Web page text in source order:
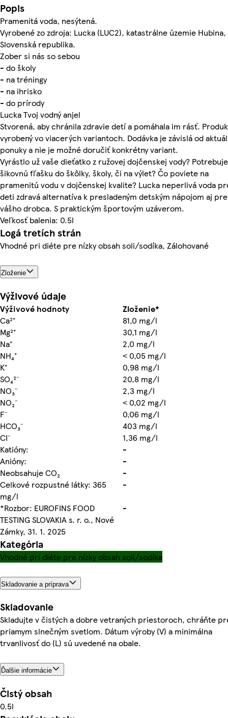
Popis
Pramenitá voda, nesýtená.
Vyrobené zo zdroja: Lucka (LUC2), katastrálne územie Hubina,
Slovenská republika.
Zober si nás so sebou
- do školy
- na tréningy
- na ihrisko
- do prírody
Lucka Tvoj vodný anjel
Stvorená, aby chránila zdravie detí a pomáhala im rásť.
vyrobený vo viacerých variantoch. Dodávka je závislá od
ponuky a nie je možné doručiť konkrétny variant.
Vyrástlo už vaše dieťatko z ružovej dojčenskej vody?
šikovnú fľašku do škôlky, školy, či na výlet? Čo poviete na
pramenitú vodu v dojčenskej kvalite? Lucka neperlivá voda
deti zdravá alternatíva k presladeným detským nápojom aj pre
vášho drobca. S praktickým športovým uzáverom.
Veľkosť balenia: 0.5l
Logá tretích strán
Vhodné pri diéte pre nízky obsah soli/sodíka, Zálohované
Zloženie
Výživové údaje
Výživové hodnoty
Zloženie*
Ca²⁺
81,0 mg/l
Mg²⁺
30,1 mg/l
Na⁺
2,0 mg/l
NH₄⁺
˂ 0,05 mg/l
K⁺
0,98 mg/l
SO₄²⁻
20,8 mg/l
NO₃⁻
2,3 mg/l
NO₂⁻
˂ 0,02 mg/l
F⁻
0,06 mg/l
HCO₃⁻
403 mg/l
CI⁻
1,36 mg/l
Katióny:
-
Anióny:
-
Neobsahuje CO₂
-
Celkové rozpustné látky: 365
mg/l
-
*Rozbor: EUROFINS FOOD
TESTING SLOVAKIA s. r. o., Nové
Zámky, 31. 1. 2025
-
Kategória
Vhodné pri diéte pre nízky obsah soli/sodíka
Skladovanie a príprava
Skladovanie
Skladujte v čistých a dobre vetraných priestoroch, chráňte
priamym slnečným svetlom. Dátum výroby (V) a minimálna
trvanlivosť do (L) sú uvedené na obale.
Ďalšie informácie
Čistý obsah
0.5l